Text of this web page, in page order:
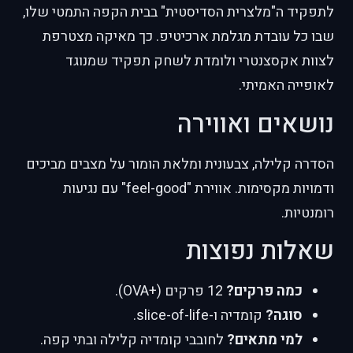
לתפקיד ה"מלצרית הסדיסטית" בבית הקפה התמטי שלו,
שבו כל עובדת מגלמת ארכיטיפ. כך מאיקה מצטרפת
לצוות אקסצנטרי ולומדת לשחק תפקיד שמנוגד
לאופייה האמיתי.
נושאים ואווירה
הסדרה קלילה, צבעונית ומלאת הומור על מצבים מביכים
ודמויות מקסימות. אווירת "feel-good" עם נגיעות
רומנטיות.
שאלות נפוצות
כמה פרקים?
סוגה? קומדיה ו-slice-of-life.
למי מתאים? לחובבי קומדיה קלילה ובתי קפה.